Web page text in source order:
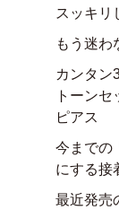
スッキリ
もう迷わ
カンタ
トーンセ
ピアス
今までの
にする接
最近発売